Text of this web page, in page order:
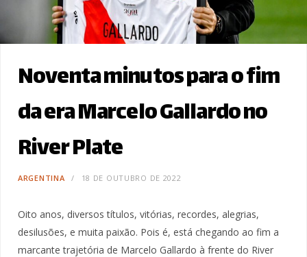
Noventa minutos para o fim
da era Marcelo Gallardo no
River Plate
ARGENTINA 18 DE OUTUBRO DE 2022
Oito anos, diversos títulos, vitórias, recordes, alegrias,
desilusões, e muita paixão. Pois é, está chegando ao fim a
marcante trajetória de Marcelo Gallardo à frente do River